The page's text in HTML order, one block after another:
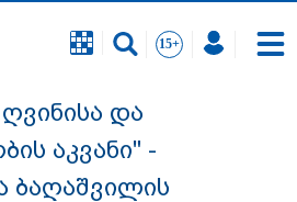
და
აკვანი" -
ბაღაშვილის